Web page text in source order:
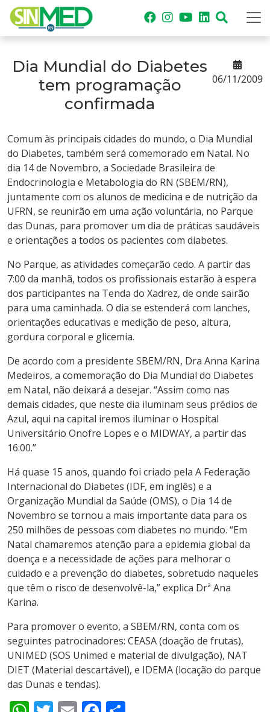
Dia Mundial do Diabetes
tem programação
confirmada
06/11/2009
Comum às principais cidades do mundo, o Dia Mundial
do Diabetes, também será comemorado em Natal. No
dia 14 de Novembro, a Sociedade Brasileira de
Endocrinologia e Metabologia do RN (SBEM/RN),
juntamente com os alunos de medicina e de nutrição da
UFRN, se reunirão em uma ação voluntária, no Parque
das Dunas, para promover um dia de práticas saudáveis
e orientações a todos os pacientes com diabetes.
No Parque, as atividades começarão cedo. A partir das
7:00 da manhã, todos os profissionais estarão à espera
dos participantes na Tenda do Xadrez, de onde sairão
para uma caminhada. O dia se estenderá com lanches,
orientações educativas e medição de peso, altura,
gordura corporal e glicemia.
De acordo com a presidente SBEM/RN, Dra Anna Karina
Medeiros, a comemoração do Dia Mundial do Diabetes
em Natal, não deixará a desejar. “Assim como nas
demais cidades, que neste dia iluminam seus prédios de
Azul, aqui na capital iremos iluminar o Hospital
Universitário Onofre Lopes e o MIDWAY, a partir das
16:00.”
Há quase 15 anos, quando foi criado pela A Federação
Internacional do Diabetes (IDF, em inglês) e a
Organização Mundial da Saúde (OMS), o Dia 14 de
Novembro se tornou a mais importante data para os
250 milhões de pessoas com diabetes no mundo. “Em
Natal chamaremos atenção para a epidemia global da
doença e a necessidade de ações para melhorar o
cuidado e a prevenção do diabetes, sobretudo naqueles
que têm o risco de desenvolvê-la,” explica Drª Ana
Karina.
Para promover o evento, a SBEM/RN, conta com os
seguintes patrocinadores: CEASA (doação de frutas),
UNIMED (SOS Unimed e material de divulgação), NAT
DIET (Material descartável), e IDEMA (locação do parque
das Dunas e tendas).